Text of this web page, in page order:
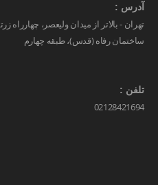
آدرس :
تهران - بالاتر از میدان ولیعصر، چهارراه
ساختمان رفاه (قدس)، طبقه چهارم
تلفن :
02128421694